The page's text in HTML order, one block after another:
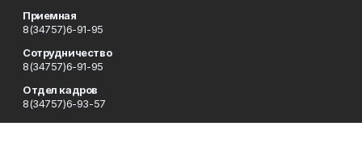
Приемная
8(34757)6-91-95
Сотрудничество
8(34757)6-91-95
Отдел кадров
8(34757)6-93-57